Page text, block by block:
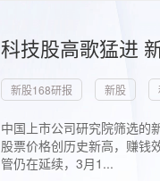
科技股高歌猛进
新股168研报 新股
中国上市公司研究院筛选的
股票价格创历史新高，赚钱
管仍在延续，3月1...